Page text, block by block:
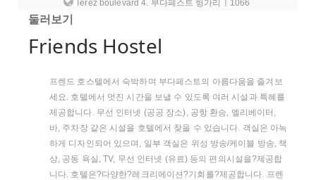
Terez boulevard 4. 부다페스트 헝가리ㅣ1066
둘러보기
Friends Hostel
프렌드 호스텔에서 숙박하며 부다페스트의 아름다움을 즐겨보
세요. 호텔에서 멋진 시간을 보낼 수 있도록 여러 시설과 특혜를
제공합니다. 무선 인터넷 (공공 장소), 공항 환승, 엘리베이터,
바, 주차장 같은 시설을 호텔에서 찾을 수 있습니다. 객실은 아늑
하게 디자인되어 있으며, 일부 객실은 위성 방송/케이블 방송, 책
상, 공동 욕실, TV, 무선 인터넷 (유료) 등의 편의시설을?제공합
니다. 호텔은?다양한?레크리에이션?기회를?제공합니다. 프렌